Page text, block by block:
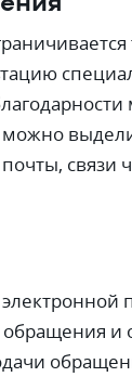
можно
связи
и